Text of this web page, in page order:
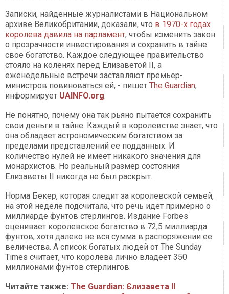
Записки, найденные журналистами в Национальном
архиве Великобритании, доказали, что в 1970-х годах
королева давила на парламент, чтобы изменить закон
о прозрачности инвестирования и сохранить в тайне
свое богатство. Каждое следующее правительство
стояло на коленях перед Елизаветой II, а
еженедельные встречи заставляют премьер-
министров повиноваться ей, - пишет The Guardian,
информирует UAINFO.org.
Не понятно, почему она так рьяно пытается сохранить
свои деньги в тайне. Каждый в королевстве знает, что
она обладает астрономическим богатством за
пределами представлений ее подданных. И
количество нулей не имеет никакого значения для
монархистов. Но реальный размер состояния
Елизаветы II никогда не был раскрыт.
Норма Бекер, которая следит за королевской семьей,
на этой неделе подсчитала, что речь идет примерно о
миллиарде фунтов стерлингов. Издание Forbes
оценивает королевское богатство в 72,5 миллиарда
фунтов, хотя далеко не вся сумма в распоряжении ее
величества. А список богатых людей от The Sunday
Times считает, что королева лично владеет 350
миллионами фунтов стерлингов.
Читайте также: The Guardian: Єлизавета II